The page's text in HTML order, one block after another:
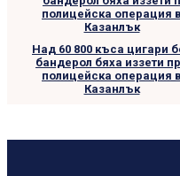
Над 60 800 къса цигари
бандерол бяха иззети
полицейска операция в
Казанлък